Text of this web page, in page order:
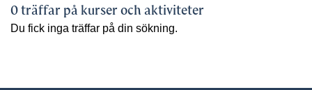
0 träffar på kurser och aktiviteter
Du fick inga träffar på din sökning.